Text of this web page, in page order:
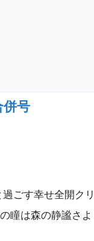
号
ごす幸せ全開ク
は森の静謐さよ